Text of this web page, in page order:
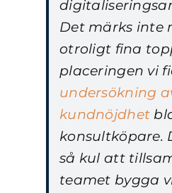
Det märks inte
otroligt fina
placeringen vi
undersökning
kundnöjdhet
konsultköpare.
så kul att
teamet bygga